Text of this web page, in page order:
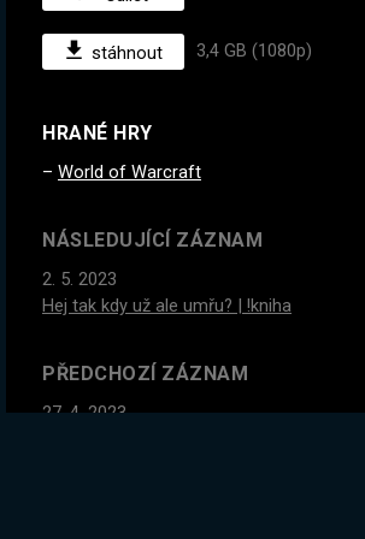
stáhnout 3,4 GB (1080p)
HRANÉ HRY
World of Warcraft
NÁSLEDUJÍCÍ ZÁZNAM
2. 5. 2023
Hej tak kdy už ale umřu? | !kniha
PŘEDCHOZÍ ZÁZNAM
27. 4. 2023